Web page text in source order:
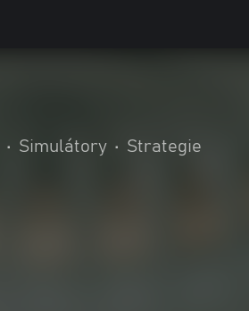
• Simulátory • Strategie